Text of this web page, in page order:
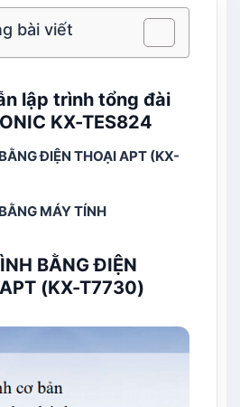
bài viết
lập trình tổng đài
KX-TES824
ĐIỆN THOẠI APT (KX-
MÁY TÍNH
BẰNG ĐIỆN
(KX-T7730)